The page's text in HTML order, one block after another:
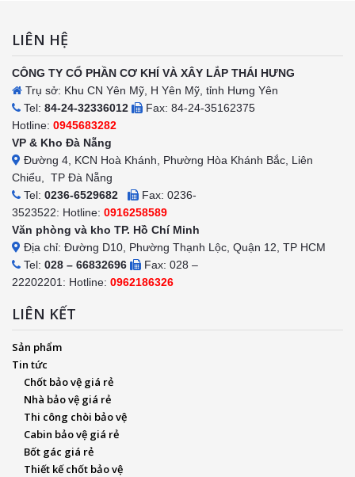
LIÊN HỆ
CÔNG TY CỔ PHẦN CƠ KHÍ VÀ XÂY LẮP THÁI HƯNG
Trụ sở: Khu CN Yên Mỹ, H Yên Mỹ, tỉnh Hưng Yên
Tel: 84-24-32336012
Fax: 84-24-35162375
Hotline: 0945683282
VP & Kho Đà Nẵng
Đường 4, KCN Hoà Khánh, Phường Hòa Khánh Bắc, Liên
Chiểu, TP Đà Nẵng
Tel: 0236-6529682
Fax: 0236-
3523522: Hotline: 0916258589
Văn phòng và kho TP. Hồ Chí Minh
Địa chỉ: Đường D10, Phường Thạnh Lộc, Quận 12, TP HCM
Tel: 028 – 66832696
Fax: 028 –
22202201: Hotline: 0962186326
LIÊN KẾT
Sản phẩm
Tin tức
Chốt bảo vệ giá rẻ
Nhà bảo vệ giá rẻ
Thi công chòi bảo vệ
Cabin bảo vệ giá rẻ
Bốt gác giá rẻ
Thiết kế chốt bảo vệ